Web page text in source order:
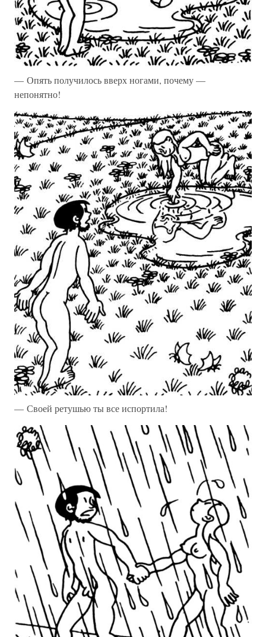
— Опять получилось вверх ногами, почему —
непонятно!
— Своей ретушью ты все испортила!